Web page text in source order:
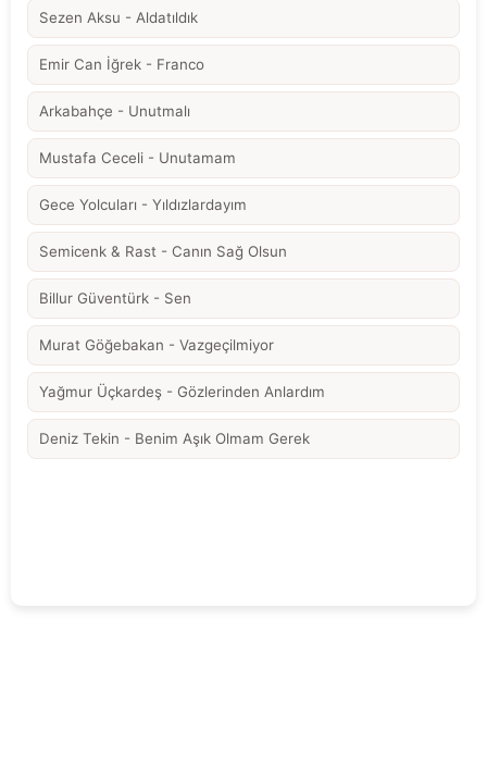
Sezen Aksu - Aldatıldık
Emir Can İğrek - Franco
Arkabahçe - Unutmalı
Mustafa Ceceli - Unutamam
Gece Yolcuları - Yıldızlardayım
Semicenk & Rast - Canın Sağ Olsun
Billur Güventürk - Sen
Murat Göğebakan - Vazgeçilmiyor
Yağmur Üçkardeş - Gözlerinden Anlardım
Deniz Tekin - Benim Aşık Olmam Gerek